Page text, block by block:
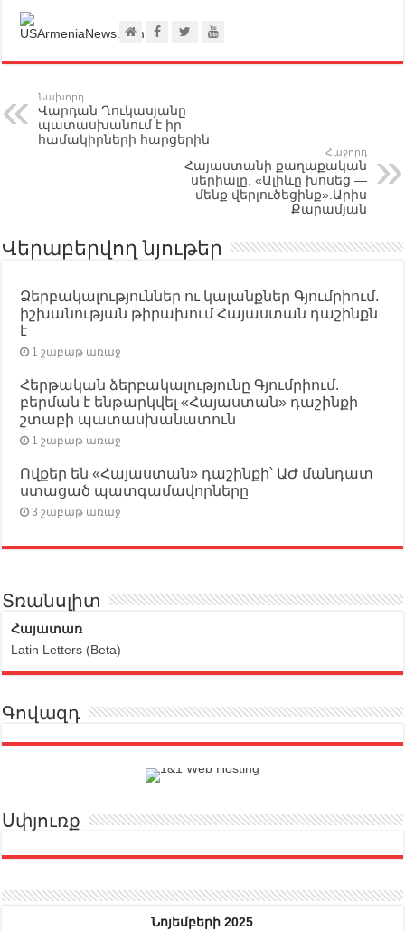
Նախորդ
Վարդան Ղուկասյանը
պատասխանում է իր
համակիրների հարցերին
Հաջորդ
Հայաստանի քաղաքական
սերիալը. «Ալիևը խոսեց —
մենք վերլուծեցինք».Արիս
Քարամյան
Վերաբերվող նյութեր
Ձերբակալություններ ու կալանքներ Գյումրիում.
իշխանության թիրախում Հայաստան դաշինքն
է
1 շաբաթ առաջ
Հերթական ձերբակալությունը Գյումրիում.
բերման է ենթարկվել «Հայաստան» դաշինքի
շտաբի պատասխանատուն
1 շաբաթ առաջ
Ովքեր են «Հայաստան» դաշինքի՝ ԱԺ մանդատ
ստացած պատգամավորները
3 շաբաթ առաջ
Տռանսլիտ
Հայատառ
Latin Letters (Beta)
Գովազդ
Սփյուռք
Նոյեմբերի 2025